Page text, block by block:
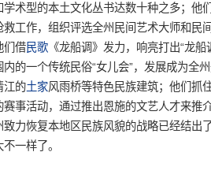
术型的本土文化丛书达数十种之多；他
工作，组织评选全州民间艺术大师和民
们借民歌 《龙船调》发力，响亮打出“龙
的一个传统民俗“女儿会”，发展成为全
江的土家风雨桥等特色民族建筑；他们抓
赛事活动，通过推出恩施的文艺人才来推
力恢复本地区民族风貌的战略已经结出
一样了。